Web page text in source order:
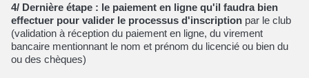
4/ Dernière étape : le paiement en ligne qu'il faudra bien
effectuer pour valider le processus d'inscription par le club
(validation à réception du paiement en ligne, du virement
bancaire mentionnant le nom et prénom du licencié ou bien du
ou des chèques)